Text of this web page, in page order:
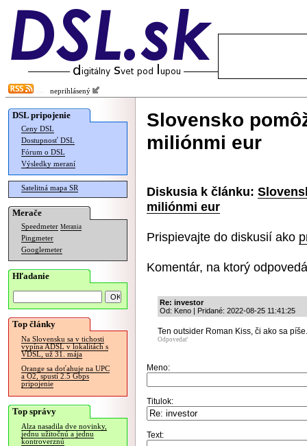
neprihlásený
DSL pripojenie
Ceny DSL
Dostupnosť DSL
Fórum o DSL
Výsledky meraní
Satelitná mapa SR
Merače
Speedmeter Merania
Pingmeter
Googlemeter
Hľadanie
Top články
Na Slovensku sa v tichosti
vypína ADSL v lokalitách s
VDSL, už 31. mája
Orange sa doťahuje na UPC
a O2, spustí 2.5 Gbps
pripojenie
Top správy
Alza nasadila dve novinky,
jednu užitočnú a jednu
kontroverznú
Slovensko
miliónmi eur
Diskusia k článku:
miliónmi eur
Prispievajte do diskusií ako
Komentár, na ktorý
Re: investor
Od: Keno | Pridané: 2022-08-25 11:41:25
Ten outsider Roman Kiss, či ako sa píše.
Odpovedať
Meno:
Titulok:
Text: